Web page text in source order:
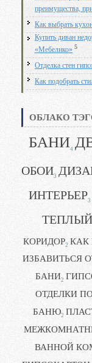
преимущества,
Как выбрать
Купить диван
«Мебелико» 5
Отделка стен
Как подобрать
ОБЛАКО
БАНИ4
ОБОИ3
ИНТЕРЬЕР3
КОРИДОР2 КАК
ИЗБАВИТЬСЯ
БАНИ2
ОТДЕЛКИ
БАНЮ2
ВАННОЙ